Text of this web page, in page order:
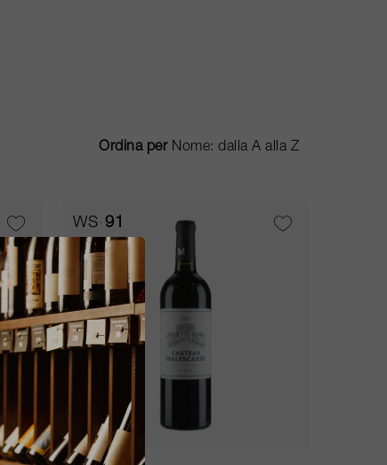
Ordina per
WS 91
75cl